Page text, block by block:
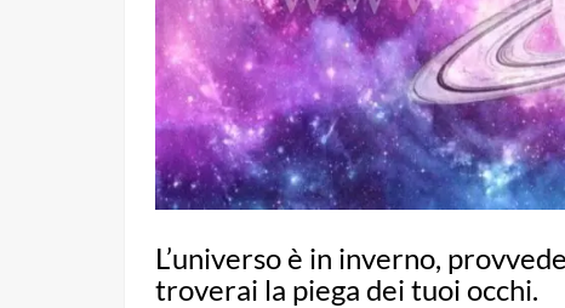
L’universo è in inverno,
troverai la piega dei tuoi occhi.